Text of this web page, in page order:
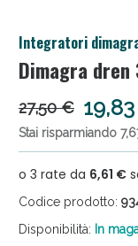
Integratori
Dimagra dren
27,50 €
Stai risparmiando
Codice prodotto:
Disponibilità: In
Salini e